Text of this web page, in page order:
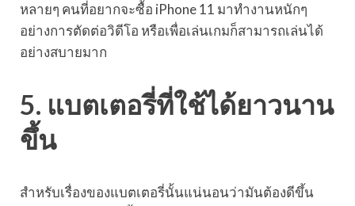
หลายๆ คนที่อยากจะซื้อ iPhone 11 มาทำงานหนักๆ
อย่างการตัดต่อวิดีโอ หรือเพื่อเล่นเกมก็สามารถเล่นได้
อย่างสบายมาก
5. แบตเตอรี่ที่ใช้ได้ยาวนาน
ขึ้น
สำหรับเรื่องของแบตเตอรี่นั้นแน่นอนว่ามันต้องดีขึ้น